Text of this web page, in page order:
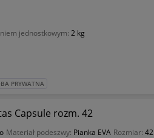
jednostkowym: 2 kg
PRYWATNA
Capsule rozm. 42
Materiał podeszwy: Pianka EVA Rozmiar: 42